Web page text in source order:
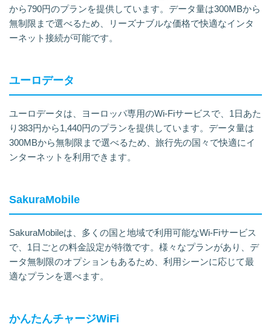
から790円のプランを提供しています。データ量は300MBから
無制限まで選べるため、リーズナブルな価格で快適なインタ
ーネット接続が可能です。
ユーロデータ
ユーロデータは、ヨーロッパ専用のWi-Fiサービスで、1日あた
り383円から1,440円のプランを提供しています。データ量は
300MBから無制限まで選べるため、旅行先の国々で快適にイ
ンターネットを利用できます。
SakuraMobile
SakuraMobileは、多くの国と地域で利用可能なWi-Fiサービス
で、1日ごとの料金設定が特徴です。様々なプランがあり、デ
ータ無制限のオプションもあるため、利用シーンに応じて最
適なプランを選べます。
かんたんチャージWiFi